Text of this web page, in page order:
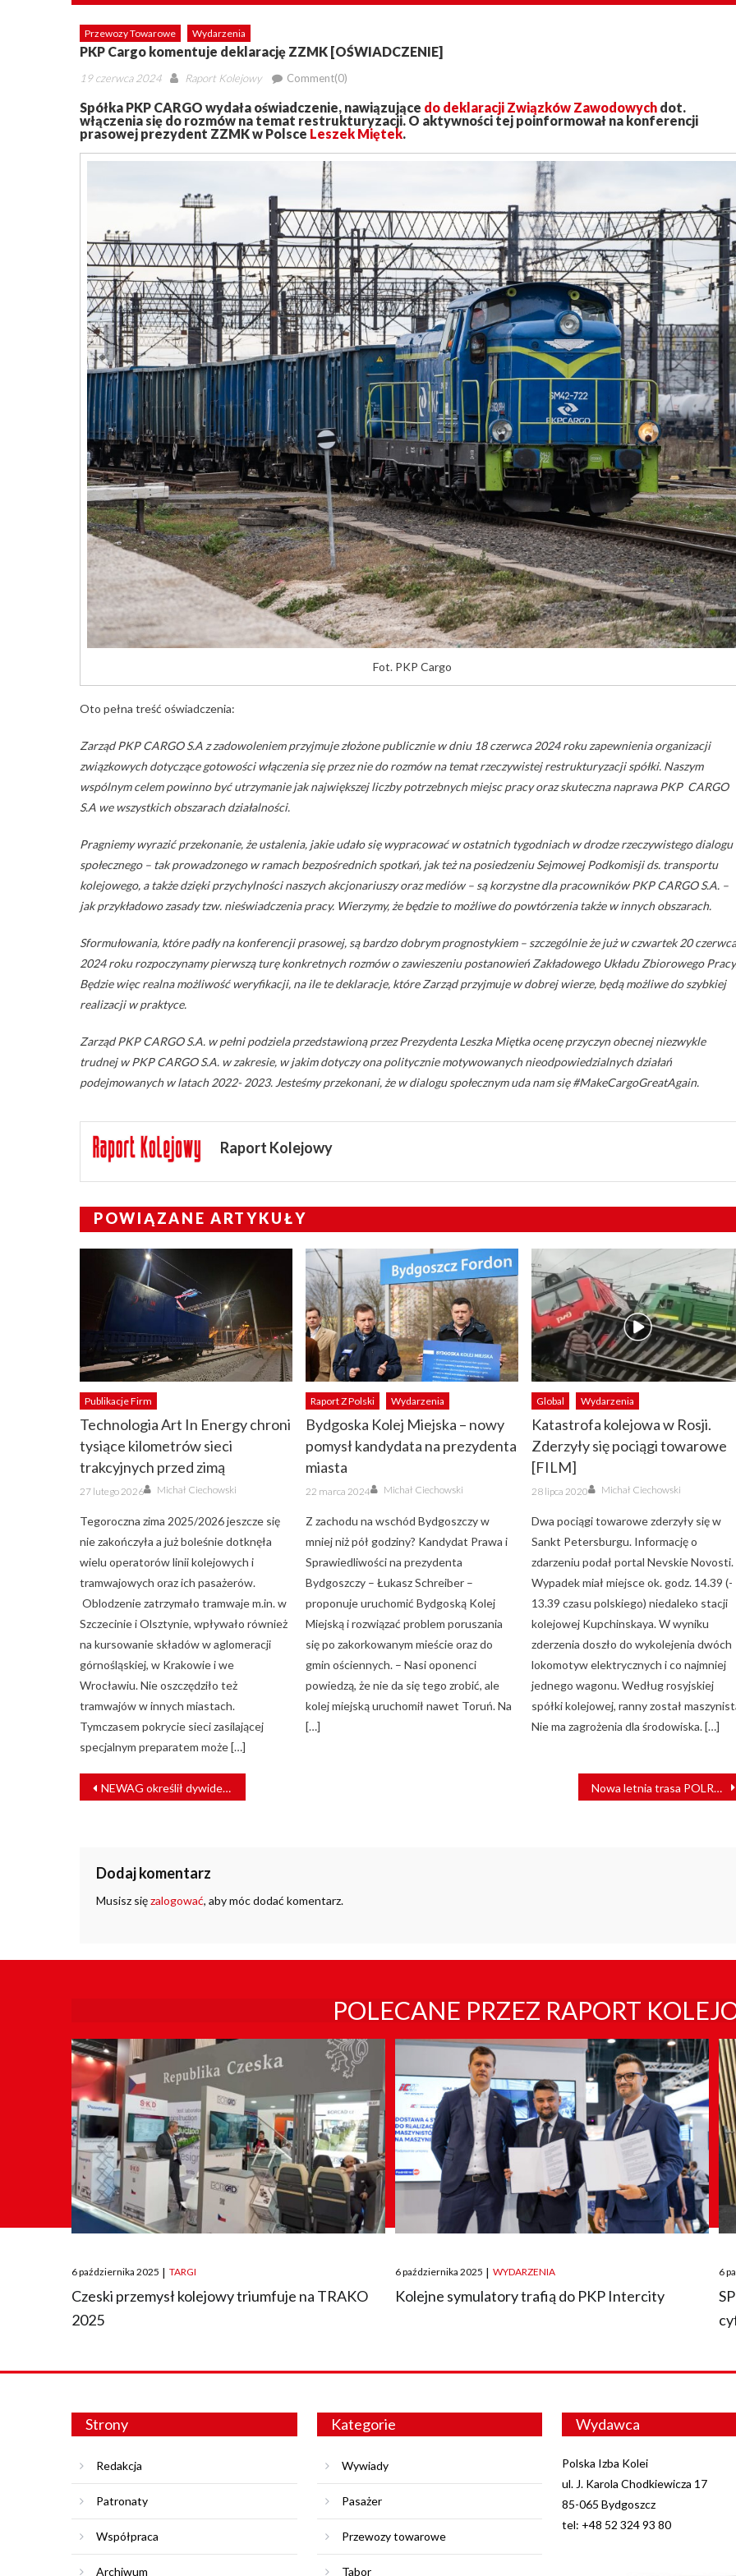
Przewozy Towarowe Wydarzenia
PKP Cargo komentuje deklarację ZZMK [OŚWIADCZENIE]
Posted
19 czerwca 2024 Author
Raport Kolejowy Comment(0)
Spółka PKP CARGO wydała oświadczenie, nawiązujące do deklaracji Związków Zawodowych dot.
włączenia się do rozmów na temat restrukturyzacji. O aktywności tej poinformował na konferencji
prasowej prezydent ZZMK w Polsce Leszek Miętek.
Fot. PKP Cargo
Oto pełna treść oświadczenia:
Zarząd PKP CARGO S.A z zadowoleniem przyjmuje złożone publicznie w dniu 18 czerwca 2024 roku zapewnienia organizacji
związkowych dotyczące gotowości włączenia się przez nie do rozmów na temat rzeczywistej restrukturyzacji spółki. Naszym
wspólnym celem powinno być utrzymanie jak największej liczby potrzebnych miejsc pracy oraz skuteczna naprawa PKP CARGO
S.A we wszystkich obszarach działalności.
Pragniemy wyrazić przekonanie, że ustalenia, jakie udało się wypracować w ostatnich tygodniach w drodze rzeczywistego dialogu
społecznego – tak prowadzonego w ramach bezpośrednich spotkań, jak też na posiedzeniu Sejmowej Podkomisji ds. transportu
kolejowego, a także dzięki przychylności naszych akcjonariuszy oraz mediów – są korzystne dla pracowników PKP CARGO S.A. –
jak przykładowo zasady tzw. nieświadczenia pracy. Wierzymy, że będzie to możliwe do powtórzenia także w innych obszarach.
Sformułowania, które padły na konferencji prasowej, są bardzo dobrym prognostykiem – szczególnie że już w czwartek 20 czerwca
2024 roku rozpoczynamy pierwszą turę konkretnych rozmów o zawieszeniu postanowień Zakładowego Układu Zbiorowego
Będzie więc realna możliwość weryfikacji, na ile te deklaracje, które Zarząd przyjmuje w dobrej wierze, będą możliwe do szybkiej
realizacji w praktyce.
Zarząd PKP CARGO S.A. w pełni podziela przedstawioną przez Prezydenta Leszka Miętka ocenę przyczyn obecnej niezwykle
trudnej w PKP CARGO S.A. w zakresie, w jakim dotyczy ona politycznie motywowanych nieodpowiedzialnych działań
podejmowanych w latach 2022- 2023. Jesteśmy przekonani, że w dialogu społecznym uda nam się #MakeCargoGreatAgain.
Raport Kolejowy
POWIĄZANE ARTYKUŁY
Publikacje Firm
Technologia Art In Energy chroni
tysiące kilometrów sieci
trakcyjnych przed zimą
Posted
on
27 lutego 2026 Author
Michał Ciechowski
Tegoroczna zima 2025/2026 jeszcze się
nie zakończyła a już boleśnie dotknęła
wielu operatorów linii kolejowych i
tramwajowych oraz ich pasażerów.
Oblodzenie zatrzymało tramwaje m.in. w
Szczecinie i Olsztynie, wpływało również
na kursowanie składów w aglomeracji
górnośląskiej, w Krakowie i we
Wrocławiu. Nie oszczędziło też
tramwajów w innych miastach.
Tymczasem pokrycie sieci zasilającej
specjalnym preparatem może […]
Raport Z Polski Wydarzenia
Bydgoska Kolej Miejska – nowy
pomysł kandydata na prezydenta
miasta
Posted
on
22 marca 2024 Author
Michał Ciechowski
Z zachodu na wschód Bydgoszczy w
mniej niż pół godziny? Kandydat Prawa i
Sprawiedliwości na prezydenta
Bydgoszczy – Łukasz Schreiber –
proponuje uruchomić Bydgoską Kolej
Miejską i rozwiązać problem poruszania
się po zakorkowanym mieście oraz do
gmin ościennych. – Nasi oponenci
powiedzą, że nie da się tego zrobić, ale
kolej miejską uruchomił nawet Toruń. Na
[…]
Global Wydarzenia
Katastrofa kolejowa w Rosji.
Zderzyły się pociągi towarowe
[FILM]
Posted
on
28 lipca 2020 Author
Michał Ciechowski
Dwa pociągi towarowe zderzyły się w
Sankt Petersburgu. Informację o
zdarzeniu podał portal Nevskie Novosti.
Wypadek miał miejsce ok. godz. 14.39 (-
13.39 czasu polskiego) niedaleko stacji
kolejowej Kupchinskaya. W wyniku
zderzenia doszło do wykolejenia dwóch
lokomotyw elektrycznych i co najmniej
jednego wagonu. Według rosyjskiej
spółki kolejowej, ranny został
Nie ma zagrożenia dla środowiska. […]
NAWIGACJA
WPISU
NEWAG określił dywidendę na akcję z zysku za 2023 r. Nowa letnia trasa POLREGIO – nad morze pociągiem RYBITWA
Dodaj komentarz
Musisz sięzalogować, aby móc dodać komentarz.
POLECANE PRZEZ RAPORT
Posted
on
6 października 2025 | TARGI
Czeski przemysł kolejowy triumfuje na TRAKO
2025
Posted
on
6 października 2025 | WYDARZENIA
Kolejne symulatory trafią do PKP Intercity
on
6
Strony
Redakcja
Patronaty
Współpraca
Archiwum
Kategorie
Wywiady
Pasażer
Przewozy towarowe
Tabor
Wydawca
Polska Izba Kolei
ul. J. Karola Chodkiewicza 17
85-065 Bydgoszcz
tel: +48 52 324 93 80